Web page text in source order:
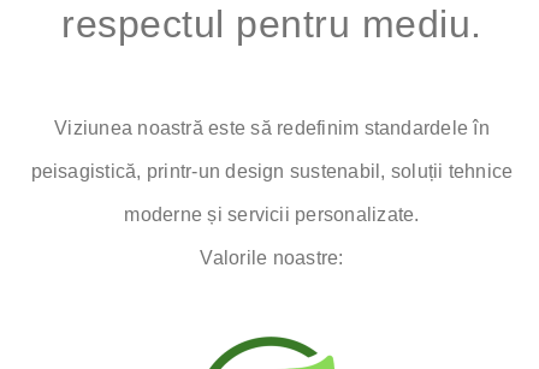
respectul pentru mediu.
Viziunea noastră este să redefinim standardele în
peisagistică, printr-un design sustenabil, soluții tehnice
moderne și servicii personalizate.
Valorile noastre: